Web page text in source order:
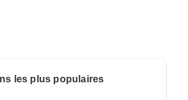
les plus populaires